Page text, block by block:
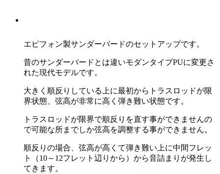
エピフォン製サンダーバードのセットアップです。
昔のサンダーバードとは違いモダンタイプPUに変更さ
れた現代モデルです。
大きく順反りしている上に最初からトラスロッドが限
界状態、弦高が非常に高く弾き難い状態です。
トラスロッドが限界で順反りを直す事ができませんの
で可能な所までしか弦高を調整する事ができません。
順反りの場合、弦高が高くて弾き難い上に中間フレッ
ト（10～12フレット辺りから）から音詰まりが発生し
てきます。